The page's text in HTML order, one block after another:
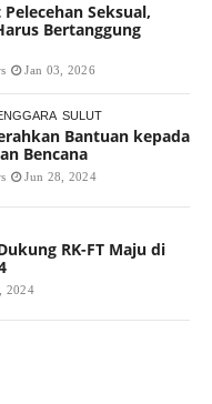
Seksual,
Bertanggung
Jan 03, 2026
SULUT
Bantuan kepada
Bencana
Jun 28, 2024
RK-FT Maju di
2024